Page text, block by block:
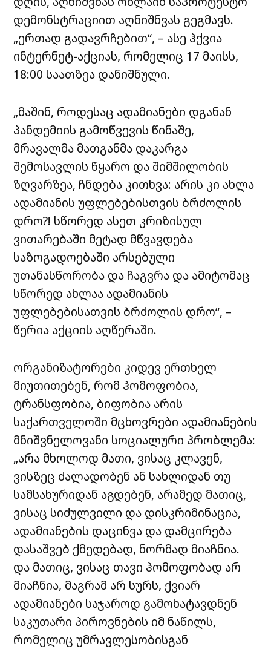
დემონსტრაციით აღნიშნვას გეგმავს.
„ერთად გადავრჩებით“, – ასე ჰქვია
ინტერნეტ-აქციას, რომელიც 17 მაისს,
18:00 საათზეა დანიშნული.
„მაშინ, როდესაც ადამიანები დგანან
პანდემიის გამოწვევის წინაშე,
მრავალმა მათგანმა დაკარგა
შემოსავლის წყარო და შიმშილობის
ზღვარზეა, ჩნდება კითხვა: არის კი ახლა
ადამიანის უფლებებისთვის ბრძოლის
დრო?! სწორედ ასეთ კრიზისულ
ვითარებაში მეტად მწვავდება
საზოგადოებაში არსებული
უთანასწორობა და ჩაგვრა და ამიტომაც
სწორედ ახლაა ადამიანის
უფლებებისათვის ბრძოლის დრო“, –
წერია აქციის აღწერაში.
ორგანიზატორები კიდევ ერთხელ
მიუთითებენ, რომ ჰომოფობია,
ტრანსფობია, ბიფობია არის
საქართველოში მცხოვრები ადამიანების
მნიშვნელოვანი სოციალური პრობლემა:
„არა მხოლოდ მათი, ვისაც კლავენ,
ვისზეც ძალადობენ ან სახლიდან თუ
სამსახურიდან აგდებენ, არამედ მათიც,
ვისაც სიძულვილი და დისკრიმინაცია,
ადამიანების დაცინვა და დამცირება
დასაშვებ ქმედებად, ნორმად მიაჩნია.
და მათიც, ვისაც თავი ჰომოფობად არ
მიაჩნია, მაგრამ არ სურს, ქვიარ
ადამიანები საჯაროდ გამოხატავდნენ
საკუთარი პიროვნების იმ ნაწილს,
რომელიც უმრავლესობისგან